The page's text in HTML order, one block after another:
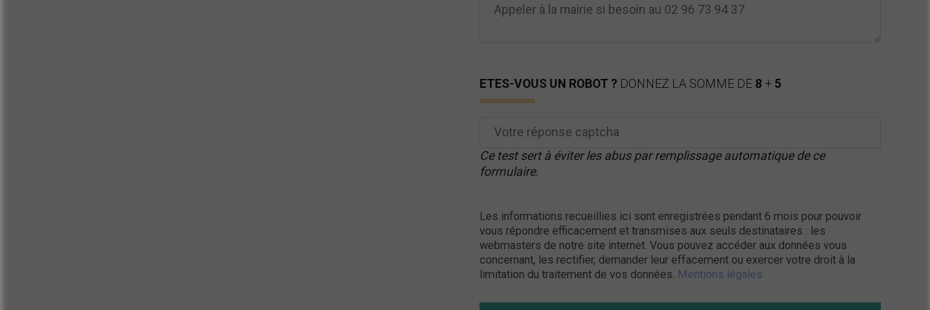
ETES-VOUS UN ROBOT ? DONNEZ LA SOMME DE 8 + 5
Ce test sert à éviter les abus par remplissage automatique de ce
formulaire.
Les informations recueillies ici sont enregistrées pendant 6 mois pour pouvoir
vous répondre efficacement et transmises aux seuls destinataires : les
webmasters de notre site internet. Vous pouvez accéder aux données vous
concernant, les rectifier, demander leur effacement ou exercer votre droit à la
limitation du traitement de vos données. Mentions légales